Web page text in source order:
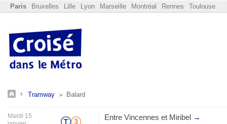
Paris Bruxelles Lille Lyon Marseille Montréal Rennes Toulouse
Tramway Balard
Mardi 15
Entre Vincennes et Miribel →